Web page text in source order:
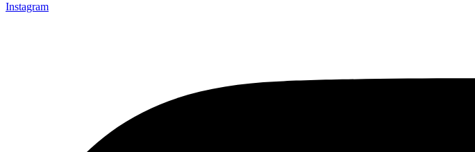
Instagram